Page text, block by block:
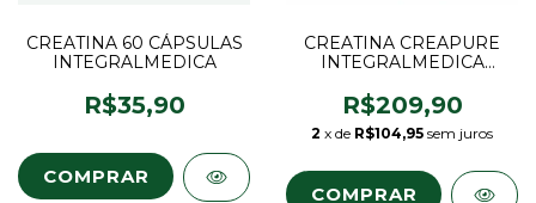
CREATINA 60 CÁPSULAS
INTEGRALMEDICA
R$35,90
CREATINA CREAPURE
INTEGRALMEDICA
R$209,90
2 x de R$104,95 sem juros